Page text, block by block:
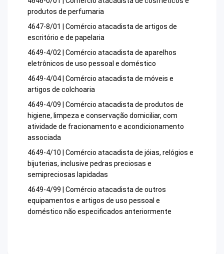
produtos de perfumaria
4647-8/01 | Comércio atacadista de artigos de
escritório e de papelaria
4649-4/02 | Comércio atacadista de aparelhos
eletrônicos de uso pessoal e doméstico
4649-4/04 | Comércio atacadista de móveis e
artigos de colchoaria
4649-4/09 | Comércio atacadista de produtos de
higiene, limpeza e conservação domiciliar, com
atividade de fracionamento e acondicionamento
associada
4649-4/10 | Comércio atacadista de jóias, relógios e
bijuterias, inclusive pedras preciosas e
semipreciosas lapidadas
4649-4/99 | Comércio atacadista de outros
equipamentos e artigos de uso pessoal e
doméstico não especificados anteriormente